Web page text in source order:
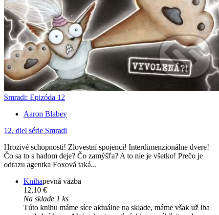
Smradi: Epizóda 12
Aaron Blabey
12. diel série Smradi
Hrozivé schopnosti! Zlovestní spojenci! Interdimenzionálne dvere!
Čo sa to s hadom deje? Čo zamýšľa? A to nie je všetko! Prečo je
odrazu agentka Foxová taká...
Knihapevná väzba
12,10 €
Na sklade 1 ks
Túto knihu máme síce aktuálne na sklade, máme však už iba